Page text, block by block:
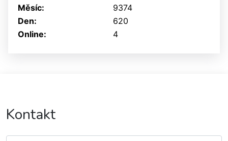
Online: 4
Měsíc:
9374
Den:
620
Kontakt